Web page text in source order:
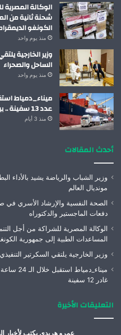
الوكالة المصرية
شحنة ثانية من
الكونغو
منذ يوم واحد
وزير الخارجية
الساحل والصحراء
منذ يوم واحد
عدد 13 سفينة .. بينما غادر 12 سفينة
منذ 3 أيام
أحدث المقالات
وزير الشباب والرياضة يشيد بالأداء
مونديال العالم
الصحة النفسية والإرشاد الأسري في
دفعات الماجستير والدكتوراه
الوكالة المصرية للشراكة من أجل
المساعدات الطبية إلى جمهورية
وزير الخارجية يلتقي السكرتير
غادر 12 سفينة
التعليقات الأخيرة
عمرو هريدى يكتب لأخبار